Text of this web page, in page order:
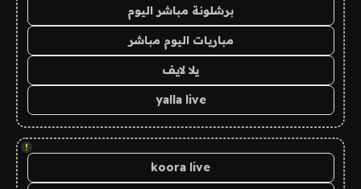
برشلونة مباشر اليوم
مباريات اليوم مباشر
يلا لايف
yalla live
!
koora live